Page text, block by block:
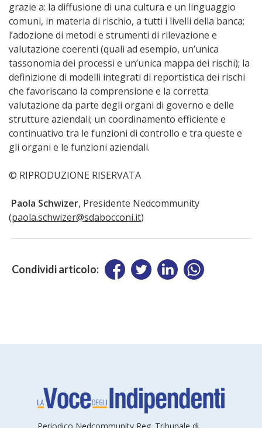
grazie a: la diffusione di una cultura e un linguaggio
comuni, in materia di rischio, a tutti i livelli della banca;
l’adozione di metodi e strumenti di rilevazione e
valutazione coerenti (quali ad esempio, un’unica
tassonomia dei processi e un’unica mappa dei rischi); la
definizione di modelli integrati di reportistica dei rischi
che favoriscano la comprensione e la corretta
valutazione da parte degli organi di governo e delle
strutture aziendali; un coordinamento efficiente e
continuativo tra le funzioni di controllo e tra queste e
gli organi e le funzioni aziendali.
© RIPRODUZIONE RISERVATA
Paola Schwizer, Presidente Nedcommunity
(paola.schwizer@sdabocconi.it)
Condividi articolo: